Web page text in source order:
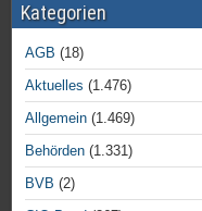
Kategorien
AGB (18)
Aktuelles (1.476)
Allgemein (1.469)
Behörden (1.331)
BVB (2)